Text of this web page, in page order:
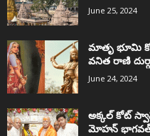
June 25, 2024
మాతృ భూమి
వనిత రాణి
June 24, 2024
అక్కల్‌ కోట్‌
మోహన్